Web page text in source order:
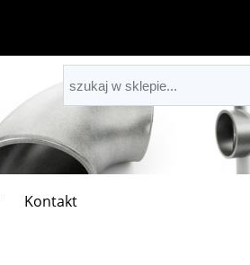
Kontakt